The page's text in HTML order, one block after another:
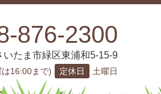
876-2300
いたま市緑区東浦和5-15-9
16:00まで) 定休日 土曜日